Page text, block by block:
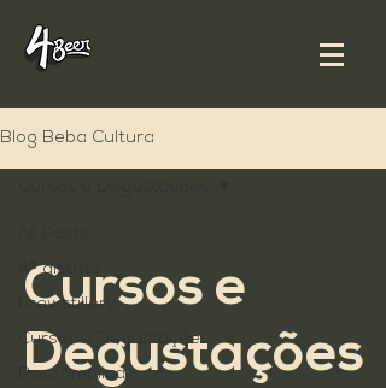
Blog Beba Cultura
4º distrito
brewstillery
Cursos e Degustações
Descomplica
Cursos e
Degustações